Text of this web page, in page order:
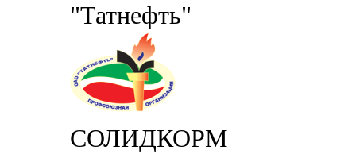
"Татнефть"
СОЛИДКОРМ